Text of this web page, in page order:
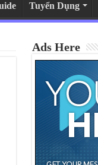
Tuyển Dụng
Ads Here